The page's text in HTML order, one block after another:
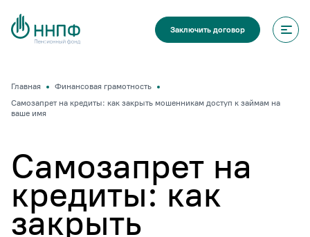
Заключить договор
Главная
Финансовая грамотность
Самозапрет на кредиты: как закрыть мошенникам доступ к займам на
ваше имя
Самозапрет на
кредиты: как
закрыть